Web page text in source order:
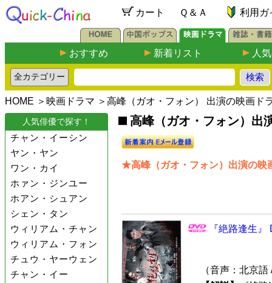
カート Ｑ＆Ａ 利用ガ
おすすめ 新着リスト 人
HOME ＞ 映画ドラマ ＞高峰（ガオ・フォン） 出演の映画ド
人気俳優で探す！
チャン・イーシン
ヤン・ヤン
ワン・カイ
ホァン・ジンユー
ホアン・シュアン
シェン・タン
ウィリアム・チャン
ウィリアム・フォン
チュウ・ヤーウェン
チャン・イー
高峰（ガオ・フォン）出
★高峰（ガオ・フォン）出演の映
『絶路逢生
（音声：北京